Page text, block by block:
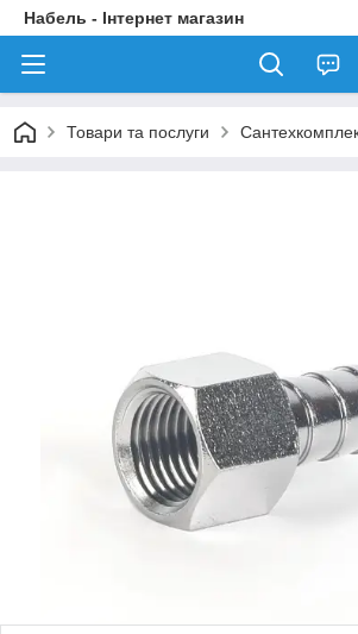
Набель - Інтернет магазин
Товари та послуги